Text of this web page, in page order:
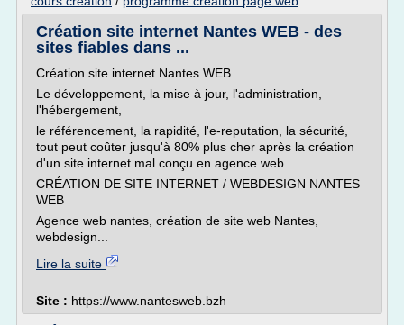
Création site internet Nantes WEB - des
sites fiables dans ...
Création site internet Nantes WEB
Le développement, la mise à jour, l'administration,
l'hébergement,
le référencement, la rapidité, l'e-reputation, la sécurité,
tout peut coûter jusqu'à 80% plus cher après la création
d'un site internet mal conçu en agence web ...
CRÉATION DE SITE INTERNET / WEBDESIGN NANTES
WEB
Agence web nantes, création de site web Nantes,
webdesign...
Lire la suite
Site : https://www.nantesweb.bzh